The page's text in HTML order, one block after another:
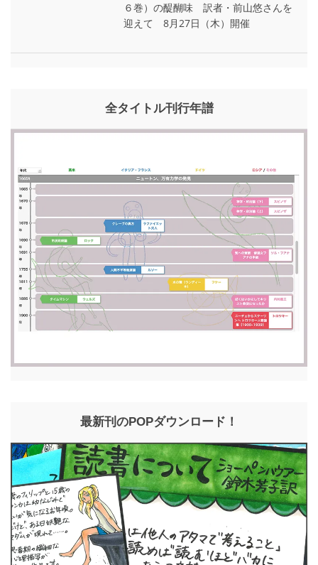
６巻）の醍醐味 訳者・前山悠さんを
迎えて 8月27日（木）開催
全タイトル刊行年譜
最新刊のPOPダウンロード！